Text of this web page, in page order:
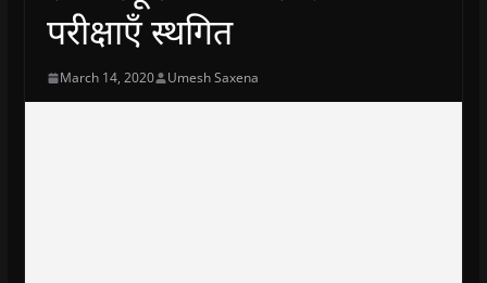
परीक्षाएँ स्थगित
March 14, 2020 Umesh Saxena